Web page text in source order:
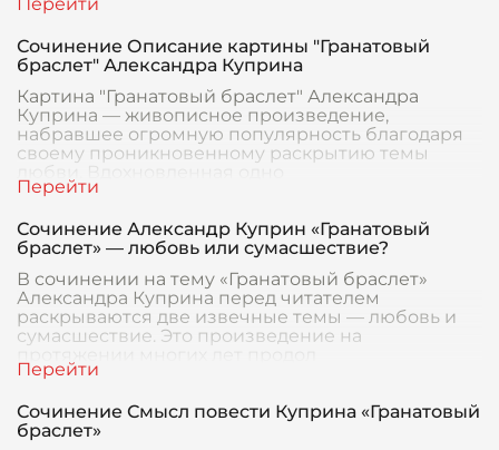
Сочинение Описание картины "Гранатовый
браслет" Александра Куприна
Картина "Гранатовый браслет" Александра
Куприна — живописное произведение,
набравшее огромную популярность благодаря
своему проникновенному раскрытию темы
любви. Вдохновленная одно
Сочинение Александр Куприн «Гранатовый
браслет» — любовь или сумасшествие?
В сочинении на тему «Гранатовый браслет»
Александра Куприна перед читателем
раскрываются две извечные темы — любовь и
сумасшествие. Это произведение на
Сочинение Смысл повести Куприна «Гранатовый
браслет»